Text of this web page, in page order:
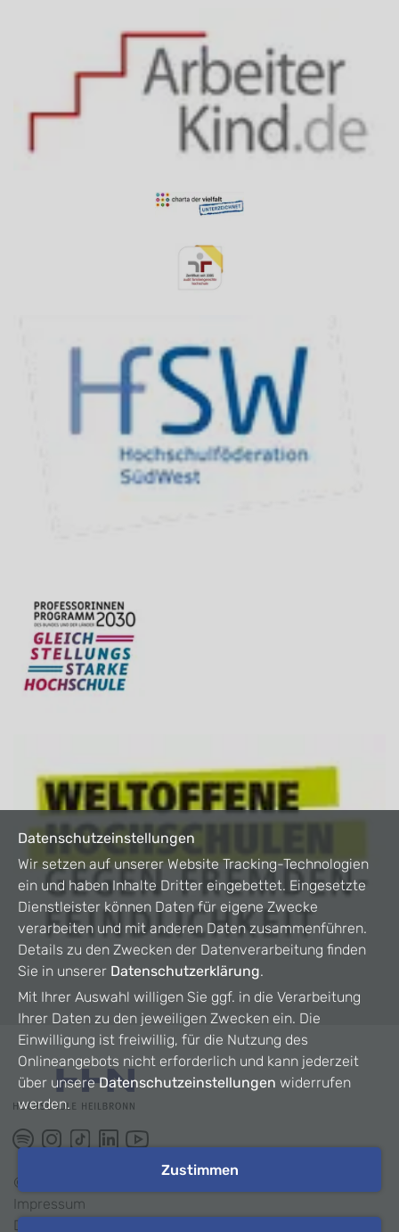
©
Impressum
Datenschutz
Datenschutzeinstellungen
Wir setzen auf unserer Website Tracking-Technologien
ein und haben Inhalte Dritter eingebettet. Eingesetzte
Dienstleister können Daten für eigene Zwecke
verarbeiten und mit anderen Daten zusammenführen.
Details zu den Zwecken der Datenverarbeitung finden
Sie in unserer Datenschutzerklärung.
Mit Ihrer Auswahl willigen Sie ggf. in die Verarbeitung
Ihrer Daten zu den jeweiligen Zwecken ein. Die
Einwilligung ist freiwillig, für die Nutzung des
Onlineangebots nicht erforderlich und kann jederzeit
über unsereDatenschutzeinstellungen widerrufen
werden.
Zustimmen